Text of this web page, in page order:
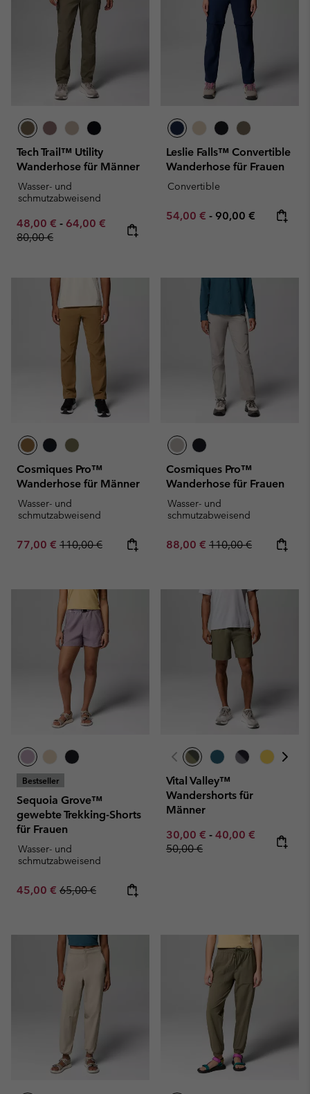
Tech Trail™ Utility
Wanderhose für Männer
Wasser- und
schmutzabweisend
Minimum sale price:
48,00 € - Maximum sale price:
64,00 € Regular price:
80,00 €
Leslie Falls™ Convertible
Wanderhose für Frauen
Convertible
Minimum sale price:
54,00 € - Maximum price:
90,00 €
Cosmiques Pro™
Wanderhose für Männer
Wasser- und
schmutzabweisend
Sale price:
77,00 € Regular price:
110,00 €
Cosmiques Pro™
Wanderhose für Frauen
Wasser- und
schmutzabweisend
Sale price:
88,00 € Regular price:
110,00 €
Bestseller
Sequoia Grove™
gewebte Trekking-Shorts
für Frauen
Wasser- und
schmutzabweisend
Sale price:
45,00 € Regular price:
65,00 €
Vital Valley™
Wandershorts für
Männer
Minimum sale price:
30,00 € - Maximum sale
40,00 € Regular
50,00 €